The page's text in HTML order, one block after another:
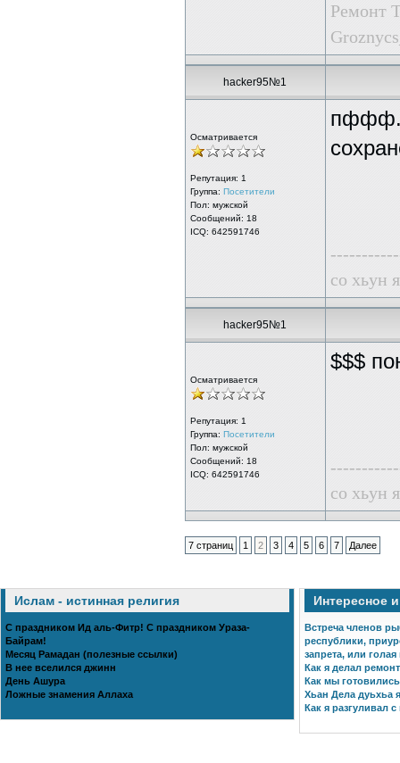
Ремонт
hacker95№1
Осматривается
Репутация: 1
Группа: Посетители
Пол: мужской
Сообщений: 18
ICQ: 642591746
пффф..
со хьун
hacker95№1
Осматривается
Репутация: 1
Группа: Посетители
Пол: мужской
Сообщений: 18
ICQ: 642591746
$$$
со хьун
7 страниц 1 2 3 4 5 6 7 Далее
Ислам - истинная религия
С праздником Ид аль-Фитр! С праздником Ураза-
Байрам!
Месяц Рамадан (полезные ссылки)
В нее вселился джинн
День Ашура
Ложные знамения Аллаха
Интересное
Встреча членов
республики,
запрета, или
Как я делал
Как мы
Хьан Дела дуьхьа
Как я разгуливал